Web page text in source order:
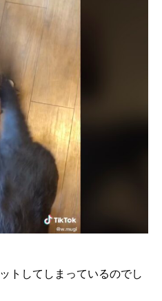
トしてしまっているのでし